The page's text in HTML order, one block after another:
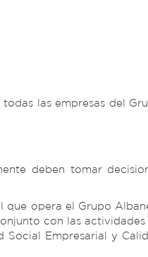
las empresas del
deben tomar
opera el Grupo
con las actividades
Social Empresarial y